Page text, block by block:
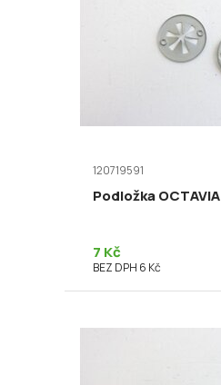
120719591
Podložka OCTAVIA
7 Kč
BEZ DPH 6 Kč